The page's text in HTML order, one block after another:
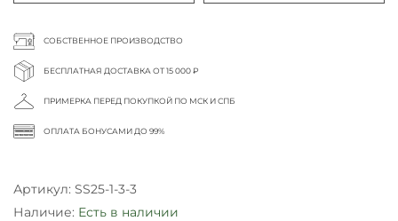
СОБСТВЕННОЕ ПРОИЗВОДСТВО
БЕСПЛАТНАЯ ДОСТАВКА ОТ 15 000 ₽
ПРИМЕРКА ПЕРЕД ПОКУПКОЙ ПО МСК И СПБ
ОПЛАТА БОНУСАМИ ДО 99%
Артикул: SS25-1-3-3
Наличие: Есть в наличии